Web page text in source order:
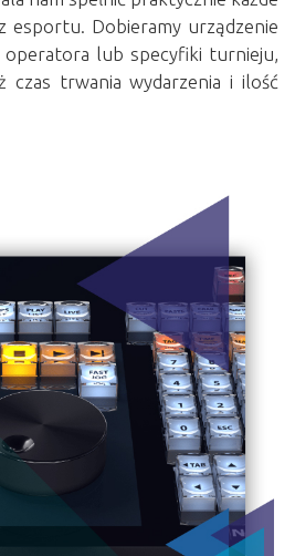
esportu. Dobieramy urządzenie
lub specyfiki turnieju,
czas trwania wydarzenia i ilość